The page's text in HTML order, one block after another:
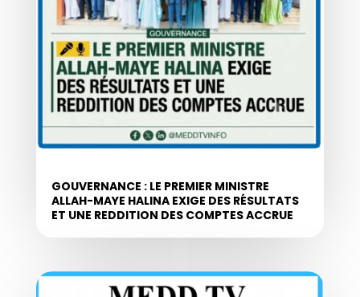
GOUVERNANCE : LE PREMIER MINISTRE
ALLAH-MAYE HALINA EXIGE DES RÉSULTATS
ET UNE REDDITION DES COMPTES ACCRUE